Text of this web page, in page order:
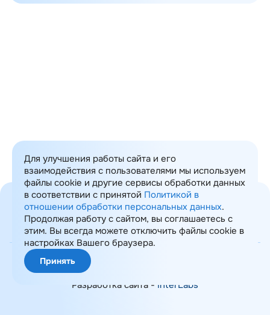
Для улучшения работы сайта и его
взаимодействия с пользователями мы используем
файлы cookie и другие сервисы обработки данных
в соответствии с принятой Политикой в
отношении обработки персональных данных.
Продолжая работу с сайтом, вы соглашаетесь с
этим. Вы всегда можете отключить файлы cookie в
настройках Вашего браузера.
Принять
Карта сайта
© 2008-2026 ИТ Консалтинг
Политика обработки ПДн
Разработка сайта - InterLabs